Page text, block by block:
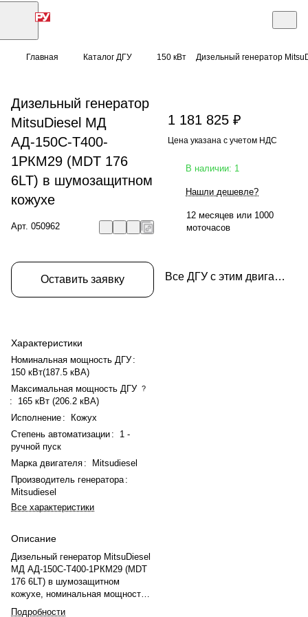
Главная Каталог ДГУ 150 кВт Дизельный генератор
Дизельный генератор
MitsuDiesel МД
АД-150С-Т400-
1РКМ29 (MDT 176
6LT) в шумозащитном
кожухе
Арт. 050962
Оставить заявку
Характеристики
Номинальная мощность ДГУ :
150 кВт(187.5 кВА)
Максимальная мощность ДГУ ?
:
165 кВт (206.2 кВА)
Исполнение :
Кожух
Степень автоматизации :
1 -
ручной пуск
Марка двигателя :
Mitsudiesel
Производитель генератора :
Mitsudiesel
Все характеристики
Описание
Дизельный генератор MitsuDiesel
МД АД-150С-Т400-1РКМ29 (MDT
176 6LT) в шумозащитном
кожухе, номинальная мощность
— 150 кВт (187,5 кВА),
Подробности
1 181 825 ₽
Цена указана с учетом НДС
В наличии: 1
Нашли дешевле?
12 месяцев или 1000
моточасов
Все ДГУ с этим двигателем